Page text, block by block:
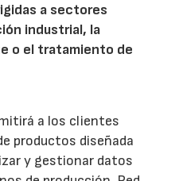
a sectores
industrial, la
o el tratamiento de
a los clientes
productos diseñada
y gestionar datos